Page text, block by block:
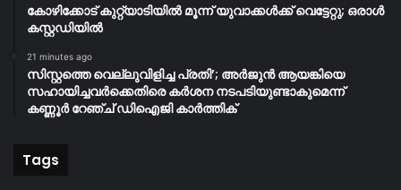
കോഴിക്കോട് കുറ്റ്യാടിയിൽ മൂന്ന് യുവാക്കൾക്ക് വെട്ടേറ്റു; ഒരാൾ
കസ്റ്റഡിയിൽ
21 minutes ago
സിസ്റ്റത്തെ വെല്ലുവിളിച്ച പ്രതി’; അർജുൻ ആയങ്കിയെ
സഹായിച്ചവർക്കെതിരെ കർശന നടപടിയുണ്ടാകുമെന്ന്
കണ്ണൂർ റേഞ്ച് ഡിഐജി കാർത്തിക്
Tags